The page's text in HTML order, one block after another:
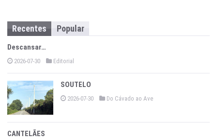
Recentes Popular
Descansar…
2026-07-30 Editorial
SOUTELO
2026-07-30 Do Cávado ao Ave
CANTELÃES